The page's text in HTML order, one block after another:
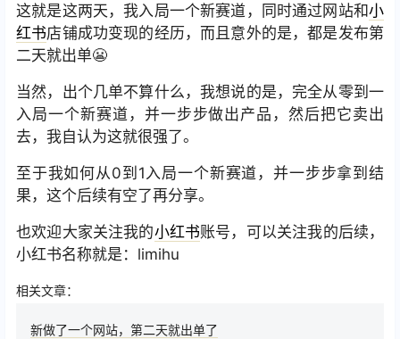
这就是这两天，我入局一个新赛道，同时通过网站和小
红书店铺成功变现的经历，而且意外的是，都是发布第
二天就出单😬
当然，出个几单不算什么，我想说的是，完全从零到一
入局一个新赛道，并一步步做出产品，然后把它卖出
去，我自认为这就很强了。
至于我如何从0到1入局一个新赛道，并一步步拿到结
果，这个后续有空了再分享。
也欢迎大家关注我的小红书账号，可以关注我的后续，
小红书名称就是：limihu
相关文章：
新做了一个网站，第二天就出单了